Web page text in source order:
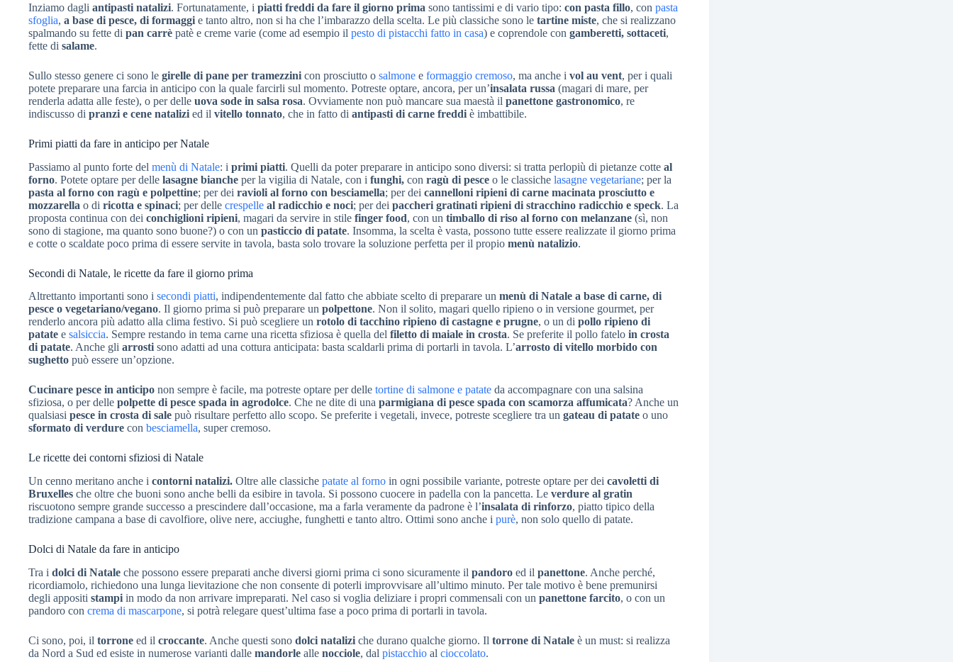
Inziamo dagli antipasti natalizi. Fortunatamente, i piatti freddi da fare il giorno prima sono tantissimi e di vario tipo: con pasta fillo, con pasta
sfoglia, a base di pesce, di formaggi e tanto altro, non si ha che l’imbarazzo della scelta. Le più classiche sono le tartine miste, che si realizzano
spalmando su fette di pan carrè patè e creme varie (come ad esempio il pesto di pistacchi fatto in casa) e coprendole con gamberetti, sottaceti,
fette di salame.
Sullo stesso genere ci sono le girelle di pane per tramezzini con prosciutto o salmone e formaggio cremoso, ma anche i vol au vent, per i quali
potete preparare una farcia in anticipo con la quale farcirli sul momento. Potreste optare, ancora, per un’insalata russa (magari di mare, per
renderla adatta alle feste), o per delle uova sode in salsa rosa. Ovviamente non può mancare sua maestà il panettone gastronomico, re
indiscusso di pranzi e cene natalizi ed il vitello tonnato, che in fatto di antipasti di carne freddi è imbattibile.
Primi piatti da fare in anticipo per Natale
Passiamo al punto forte del menù di Natale: i primi piatti. Quelli da poter preparare in anticipo sono diversi: si tratta perlopiù di pietanze cotte al
forno. Potete optare per delle lasagne bianche per la vigilia di Natale, con i funghi, con ragù di pesce o le classiche lasagne vegetariane; per la
pasta al forno con ragù e polpettine; per dei ravioli al forno con besciamella; per dei cannelloni ripieni di carne macinata prosciutto e
mozzarella o di ricotta e spinaci; per delle crespelle al radicchio e noci; per dei paccheri gratinati ripieni di stracchino radicchio e speck. La
proposta continua con dei conchiglioni ripieni, magari da servire in stile finger food, con un timballo di riso al forno con melanzane (sì, non
sono di stagione, ma quanto sono buone?) o con un pasticcio di patate. Insomma, la scelta è vasta, possono tutte essere realizzate il giorno prima
e cotte o scaldate poco prima di essere servite in tavola, basta solo trovare la soluzione perfetta per il propio menù natalizio.
Secondi di Natale, le ricette da fare il giorno prima
Altrettanto importanti sono i secondi piatti, indipendentemente dal fatto che abbiate scelto di preparare un menù di Natale a base di carne, di
pesce o vegetariano/vegano. Il giorno prima si può preparare un polpettone. Non il solito, magari quello ripieno o in versione gourmet, per
renderlo ancora più adatto alla clima festivo. Si può scegliere un rotolo di tacchino ripieno di castagne e prugne, o un di pollo ripieno di
patate e salsiccia. Sempre restando in tema carne una ricetta sfiziosa è quella del filetto di maiale in crosta. Se preferite il pollo fatelo in crosta
di patate. Anche gli arrosti sono adatti ad una cottura anticipata: basta scaldarli prima di portarli in tavola. L’arrosto di vitello morbido con
sughetto può essere un’opzione.
Cucinare pesce in anticipo non sempre è facile, ma potreste optare per delle tortine di salmone e patate da accompagnare con una salsina
sfiziosa, o per delle polpette di pesce spada in agrodolce. Che ne dite di una parmigiana di pesce spada con scamorza affumicata? Anche un
qualsiasi pesce in crosta di sale può risultare perfetto allo scopo. Se preferite i vegetali, invece, potreste scegliere tra un gateau di patate o uno
sformato di verdure con besciamella, super cremoso.
Le ricette dei contorni sfiziosi di Natale
Un cenno meritano anche i contorni natalizi. Oltre alle classiche patate al forno in ogni possibile variante, potreste optare per dei cavoletti di
Bruxelles che oltre che buoni sono anche belli da esibire in tavola. Si possono cuocere in padella con la pancetta. Le verdure al gratin
riscuotono sempre grande successo a prescindere dall’occasione, ma a farla veramente da padrone è l’insalata di rinforzo, piatto tipico della
tradizione campana a base di cavolfiore, olive nere, acciughe, funghetti e tanto altro. Ottimi sono anche i purè, non solo quello di patate.
Dolci di Natale da fare in anticipo
Tra i dolci di Natale che possono essere preparati anche diversi giorni prima ci sono sicuramente il pandoro ed il panettone. Anche perché,
ricordiamolo, richiedono una lunga lievitazione che non consente di poterli improvvisare all’ultimo minuto. Per tale motivo è bene premunirsi
degli appositi stampi in modo da non arrivare impreparati. Nel caso si voglia deliziare i propri commensali con un panettone farcito, o con un
pandoro con crema di mascarpone, si potrà relegare quest’ultima fase a poco prima di portarli in tavola.
Ci sono, poi, il torrone ed il croccante. Anche questi sono dolci natalizi che durano qualche giorno. Il torrone di Natale è un must: si realizza
da Nord a Sud ed esiste in numerose varianti dalle mandorle alle nocciole, dal pistacchio al cioccolato.